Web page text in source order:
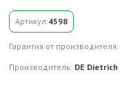
Артикул:4598
Гарантия от производителя:
Производитель: DE Dietrich